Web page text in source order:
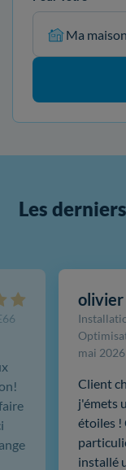
Ma maison
Les
olivier
mai 2026
Client
j'émets
étoiles !
installé